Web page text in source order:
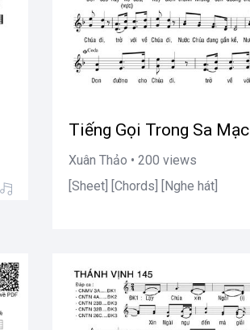
Tiếng Gọi Trong Sa Mạc
Xuân Thảo • 200 views
[Sheet] [Chords] [Nghe hát]